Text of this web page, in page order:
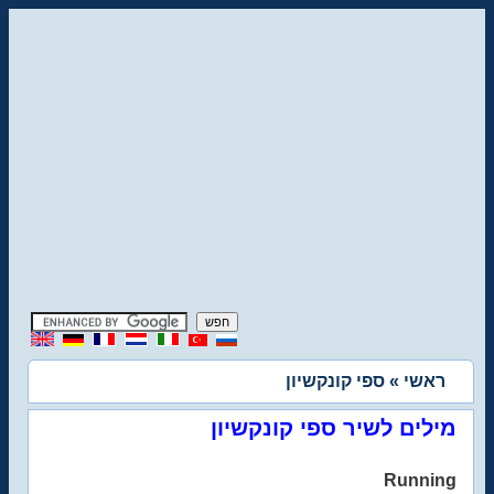
ראשי » ספי קונקשיון
מילים לשיר ספי קונקשיון
Running